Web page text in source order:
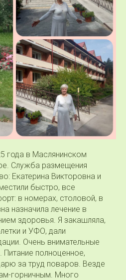
года в Маслянинском
Служба размещения
Екатерина Викторовна и
быстро, все
в номерах, столовой, в
назначила лечение в
здоровья. Я закашляла,
и УФО, дали
Очень внимательные
Питание полноценное,
за труд поваров. Везде
горничным. Много